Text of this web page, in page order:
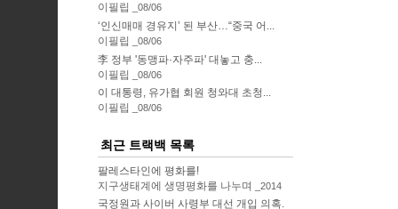
이필립
08/06
‘인신매매 경유지’ 된 부산…“중국 어...
이필립
08/06
李 정부 '동맹파·자주파' 대놓고 충...
이필립
08/06
이 대통령, 유가협 회원 청와대 초청...
이필립
08/06
최근 트랙백 목록
팔레스타인에 평화를!
지구생태계에 생명평화를 나누며
2014
국정원과 사이버 사령부 대선 개입 의혹.